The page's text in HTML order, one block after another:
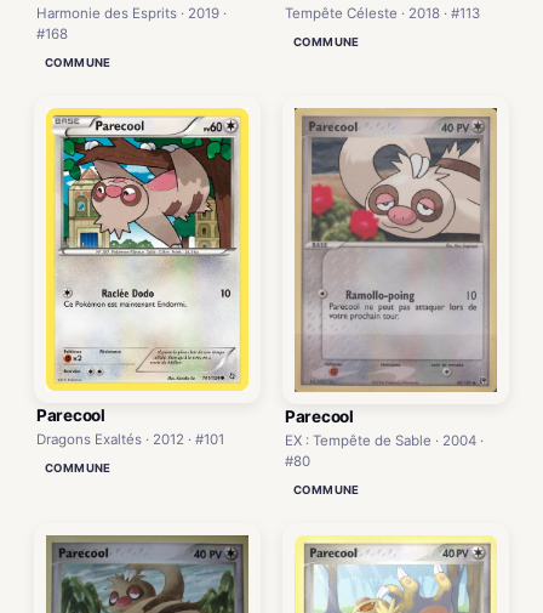
Harmonie des Esprits · 2019 ·
#168
COMMUNE
Tempête Céleste · 2018 · #113
COMMUNE
Parecool
Dragons Exaltés · 2012 · #101
COMMUNE
Parecool
EX : Tempête de Sable · 2004 ·
#80
COMMUNE